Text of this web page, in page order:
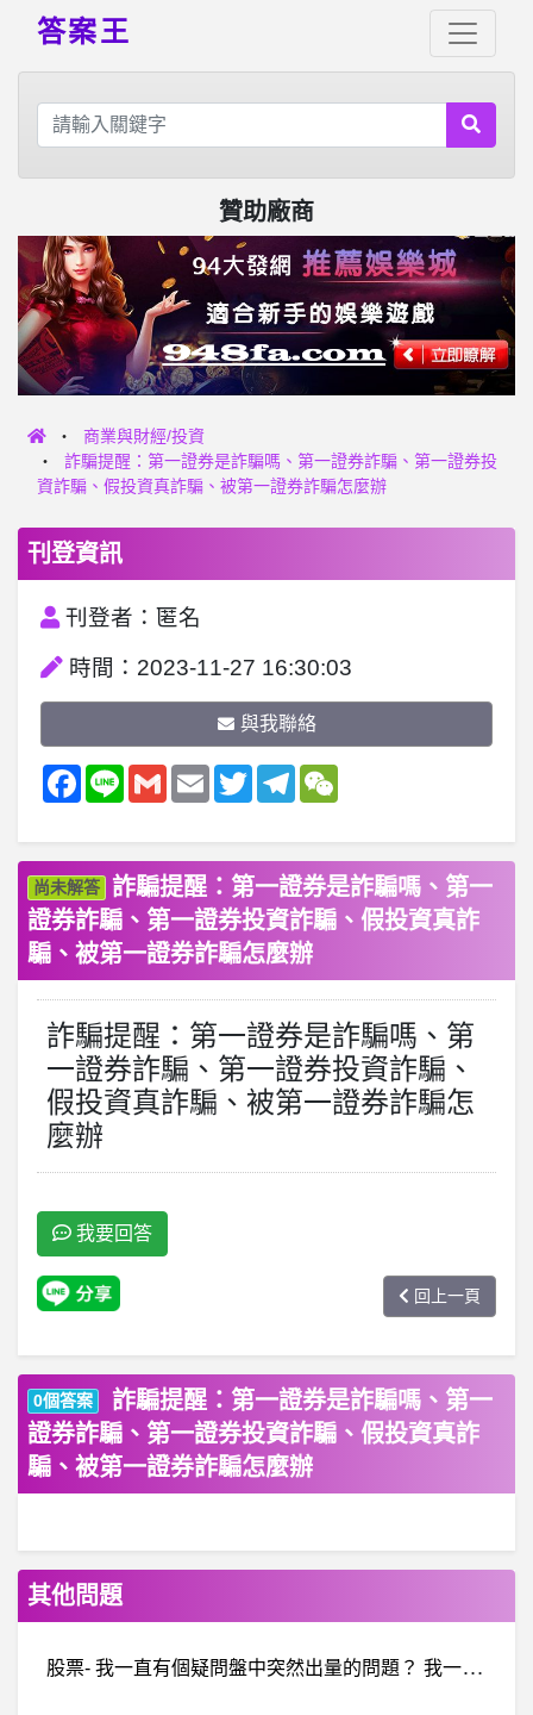
答案王
贊助廠商
商業與財經/投資
詐騙提醒：第一證券是詐騙嗎、第一證券詐騙、第一證券投
資詐騙、假投資真詐騙、被第一證券詐騙怎麼辦
刊登資訊
刊登者：匿名
時間：2023-11-27 16:30:03
與我聯絡
Facebook
Line GmailEmail TwitterTelegramWeChat
尚未解答
詐騙提醒：第一證券是詐騙嗎、第一
證券詐騙、第一證券投資詐騙、假投資真詐
騙、被第一證券詐騙怎麼辦
詐騙提醒：第一證券是詐騙嗎、第
一證券詐騙、第一證券投資詐騙、
假投資真詐騙、被第一證券詐騙怎
麼辦
我要回答
回上一頁
0個答案
詐騙提醒：第一證券是詐騙嗎、第一
證券詐騙、第一證券投資詐騙、假投資真詐
騙、被第一證券詐騙怎麼辦
其他問題
股
票- 我一直有個疑問盤中突然出量的問題？ 我一直有個疑問盤中突然出量的問題？